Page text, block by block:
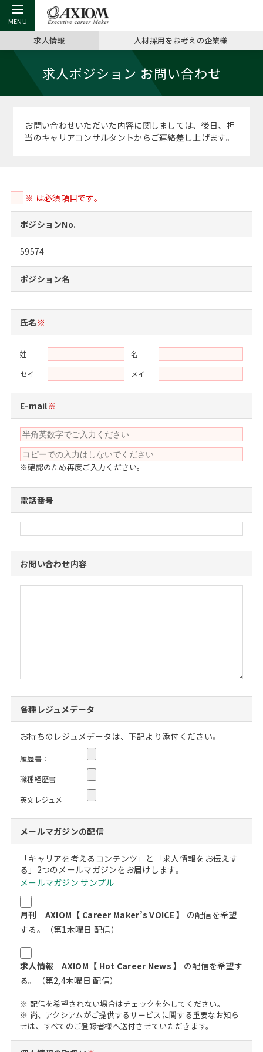
戻る
アクシアムの特長 ミッシ
コンサ
サービス案内
お申し
キャリ
戻る
キャリア支援 TOP
キャリアデザイン講座
（最新求人市場動向）
キャリ
MBAの
おわり
MBAの転職事例
MBAからのFAQ
MBA留学生数の推移
MBA留
日本か
インターン受入企業一覧
MBAを生かす求人特集
戻る
転職ツール TOP
英文レジュメの書き方
英文レ
パワー
よくある面接Q&A集
外資系／面接攻略のコツ
戻る
転職コラム TOP
“展”職相談室
転職成功への4つの鍵
キャリアに効く一冊
注目企業インタビュー
戻る
イベント・セミナー TOP
ジョブフェア
キャリアフォーラム
プロ経営者の特別セミナー
Career Talk Live
戻る
会社概要 TOP
沿革
採用情報
パブリシティ
ニュースリリース
求人情報 人材採用をお考えの企業様
求人ポジション お問い合わせ
お問い合わせいただいた内容に関しましては、後日、担
当のキャリアコンサルタントからご連絡差し上げます。
※ は必須項目です。
ポジションNo.
59574
ポジション名
氏名 ※
姓
名
セイ
メイ
E-mail※
※確認のため再度ご入力ください。
電話番号
お問い合わせ内容
各種レジュメデータ
お持ちのレジュメデータは、下記より添付ください。
履歴書：
職種経歴書
英文レジュメ
メールマガジンの配信
「キャリアを考えるコンテンツ」と「求人情報をお伝えす
る」2つのメールマガジンをお届けします。
メールマガジン サンプル
月刊 AXIOM【 Career Maker’s VOICE 】
の配信を希望
する。（第1木曜日 配信）
求人情報 AXIOM【 Hot Career News 】
の配信を希望す
る。（第2,4木曜日 配信）
※ 配信を希望されない場合はチェックを外してください。
※ 尚、アクシアムがご提供するサービスに関する重要なお知ら
せは、すべてのご登録者様へ送付させていただきます。